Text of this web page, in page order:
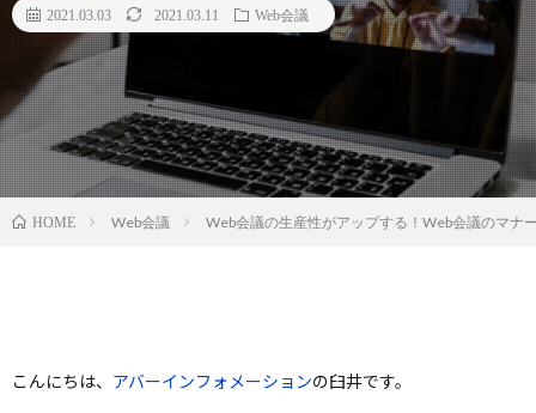
2021.03.03 2021.03.11 Web会議
HOME Web会議 Web会議の生産性がアップする！Web会議のマナ
こんにちは、 アバーインフォメーションの臼井です。